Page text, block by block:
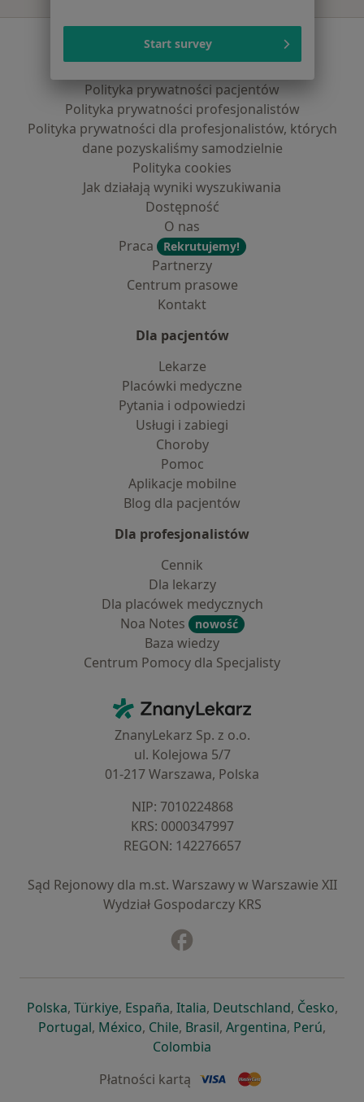
Serwis
Polityka prywatności pacjentów
Polityka prywatności profesjonalistów
Polityka prywatności dla profesjonalistów, których
dane pozyskaliśmy samodzielnie
Polityka cookies
Jak działają wyniki wyszukiwania
Dostępność
O nas
Praca
Rekrutujemy!
Partnerzy
Centrum prasowe
Kontakt
Dla pacjentów
Lekarze
Placówki medyczne
Pytania i odpowiedzi
Usługi i zabiegi
Choroby
Pomoc
Aplikacje mobilne
Blog dla pacjentów
Dla profesjonalistów
Cennik
Dla lekarzy
Dla placówek medycznych
Noa Notes
nowość
Baza wiedzy
Centrum Pomocy dla Specjalisty
ZnanyLekarz - Strona główna
ZnanyLekarz Sp. z o.o.
ul. Kolejowa 5/7
01-217 Warszawa, Polska
NIP: ⁠7010224868
KRS: ⁠0000347997
REGON: ⁠142276657
Sąd Rejonowy dla m.st. Warszawy w Warszawie XII
Wydział Gospodarczy KRS
Polskaotwiera się w nowej karcie
, Türkiyeotwiera się w nowej karcie
, Españaotwiera się w nowej karcie
, Italiaotwiera się w nowej
, Deutschlandotwiera się
, Česko,
Portugalotwiera się w nowej karcie
, Méxicootwiera się w nowej karcie
, Chileotwiera się w nowej karcie
, Brasilotwiera się w nowej
, Argentinaotwiera się
, Perú,
Colombia
Płatności kartą
Start survey